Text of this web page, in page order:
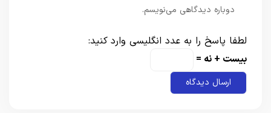
دوباره دیدگاهی می‌نویسم.
لطفا پاسخ را به عدد انگلیسی وارد کنید:
بیست + نه =